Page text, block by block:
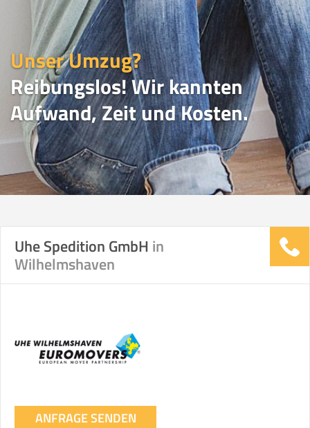
Unser Umzug?
Reibungslos! Wir kannten
Aufwand, Zeit und Kosten.
UMZUGSVERGLEICH
Vergleichsergebnis basierend auf Ihren
Transportieren
Ihre Angaben:
am
Uhe Spedition GmbH in
Wilhelmshaven
ANFRAGE SENDEN